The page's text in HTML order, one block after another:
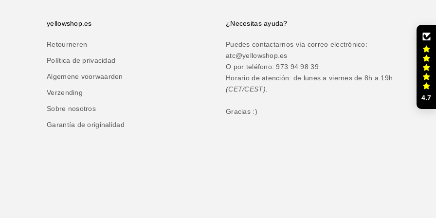
yellowshop.es
Retourneren
Política de privacidad
Algemene voorwaarden
Verzending
Sobre nosotros
Garantía de originalidad
¿Necesitas ayuda?
Puedes contactarnos vía correo electrónico:
atc@yellowshop.es
O por teléfono: 973 94 98 39
Horario de atención: de lunes a viernes de 8h a 19h
(CET/CEST).
Gracias :)
4.7